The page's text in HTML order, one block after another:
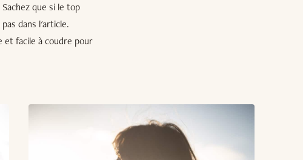
que si le top
dans l'article.
et facile à coudre pour